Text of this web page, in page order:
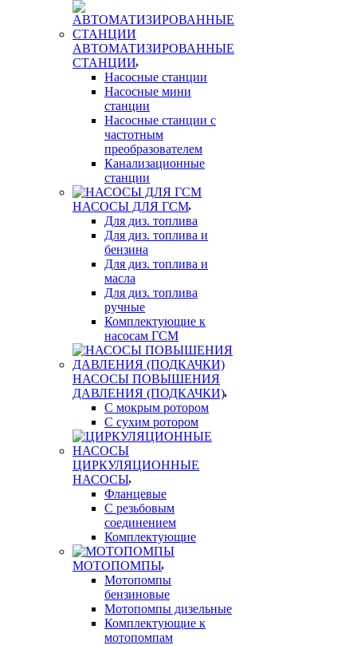
АВТОМАТИЗИРОВАННЫЕ
СТАНЦИИ
Насосные станции
Насосные мини
станции
Насосные станции с
частотным
преобразователем
Канализационные
станции
НАСОСЫ ДЛЯ ГСМ
Для диз. топлива
Для диз. топлива и
бензина
Для диз. топлива и
масла
Для диз. топлива
ручные
Комплектующие к
насосам ГСМ
НАСОСЫ ПОВЫШЕНИЯ
ДАВЛЕНИЯ (ПОДКАЧКИ)
С мокрым ротором
С сухим ротором
ЦИРКУЛЯЦИОННЫЕ
НАСОСЫ
Фланцевые
С резьбовым
соединением
Комплектующие
МОТОПОМПЫ
Мотопомпы
бензиновые
Мотопомпы дизельные
Комплектующие к
мотопомпам